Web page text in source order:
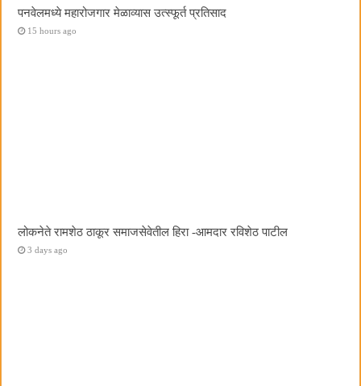
पनवेलमध्ये महारोजगार मेळाव्यास उत्स्फूर्त प्रतिसाद
15 hours ago
लोकनेते रामशेठ ठाकूर समाजसेवेतील हिरा -आमदार रविशेठ पाटील
3 days ago